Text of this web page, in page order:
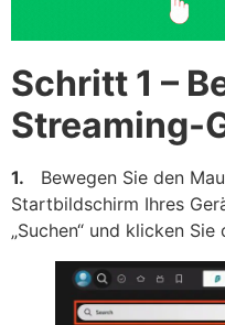
Schritt 1 –
Streaming-
1. Bewegen Sie den
Startbildschirm Ihres
„Suchen“ und klicken